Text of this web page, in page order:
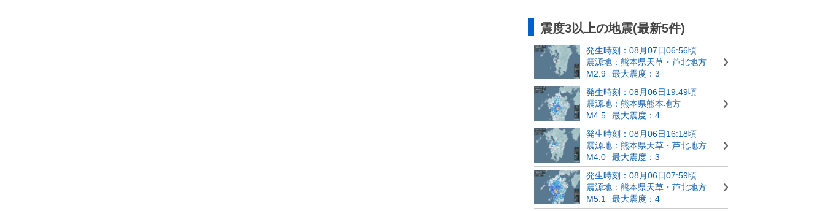
震度3以上の地震(最新5件)
発生時刻：08月07日06:56頃
震源地：熊本県天草・芦北地方
M2.9
最大震度：3
発生時刻：08月06日19:49頃
震源地：熊本県熊本地方
M4.5
最大震度：4
発生時刻：08月06日16:18頃
震源地：熊本県天草・芦北地方
M4.0
最大震度：3
発生時刻：08月06日07:59頃
震源地：熊本県天草・芦北地方
M5.1
最大震度：4